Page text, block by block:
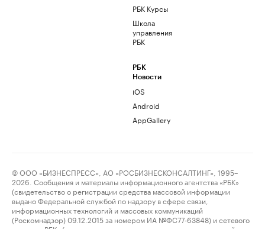
РБК Курсы
Школа
управления
РБК
РБК
Новости
iOS
Android
AppGallery
© ООО «БИЗНЕСПРЕСС», АО «РОСБИЗНЕСКОНСАЛТИНГ», 1995–
2026. Сообщения и материалы информационного агентства «РБК»
(свидетельство о регистрации средства массовой информации
выдано Федеральной службой по надзору в сфере связи,
информационных технологий и массовых коммуникаций
(Роскомнадзор) 09.12.2015 за номером ИА №ФС77-63848) и сетевого